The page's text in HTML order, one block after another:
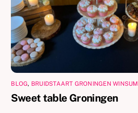
BLOG, BRUIDSTAART GRONINGEN WINSUM
Sweet table Groningen